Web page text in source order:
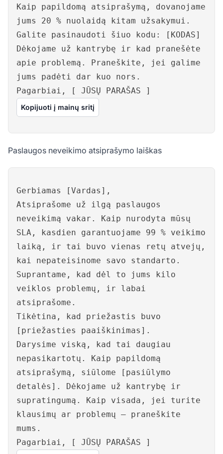
Kaip papildomą atsiprašymą, dovanojame
jums 20 % nuolaidą kitam užsakymui.
Galite pasinaudoti šiuo kodu: [KODAS]
Dėkojame už kantrybę ir kad pranešėte
apie problemą. Praneškite, jei galime
jums padėti dar kuo nors.
Pagarbiai, [ JŪSŲ PARAŠAS ]
Kopijuoti į mainų sritį
Paslaugos neveikimo atsiprašymo laiškas
Gerbiamas [Vardas],
Atsiprašome už ilgą paslaugos
neveikimą vakar. Kaip nurodyta mūsų
SLA, kasdien garantuojame 99 % veikimo
laiką, ir tai buvo vienas retų atvejų,
kai nepateisinome savo standarto.
Suprantame, kad dėl to jums kilo
veiklos problemų, ir labai
atsiprašome.
Tikėtina, kad priežastis buvo
[priežasties paaiškinimas].
Darysime viską, kad tai daugiau
nepasikartotų. Kaip papildomą
atsiprašymą, siūlome [pasiūlymo
detalės]. Dėkojame už kantrybę ir
supratingumą. Kaip visada, jei turite
klausimų ar problemų – praneškite
mums.
Pagarbiai, [ JŪSŲ PARAŠAS ]